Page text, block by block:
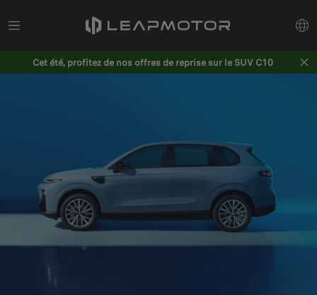
Cet été, profitez de nos offres de reprise sur le SUV C10